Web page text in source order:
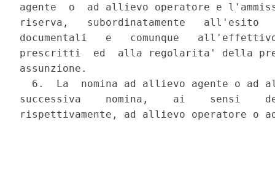
agente  o  ad allievo operatore e
riserva,   subordinatamente   all'esito
documentali   e   comunque
prescritti  ed  alla regolarita' della
assunzione.
6.  La  nomina ad allievo agente o ad
successiva    nomina,    ai    sensi